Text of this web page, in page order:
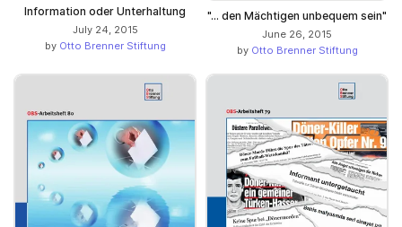
Information oder Unterhaltung
July 24, 2015
by Otto Brenner Stiftung
"... den Mächtigen unbequem sein"
June 26, 2015
by Otto Brenner Stiftung